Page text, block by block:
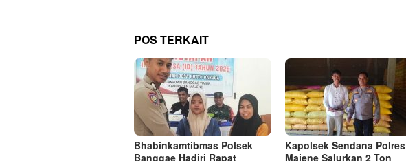
POS TERKAIT
Bhabinkamtibmas Polsek
Banggae Hadiri Rapat
Kapolsek Sendana Polres
Majene Salurkan 2 Ton